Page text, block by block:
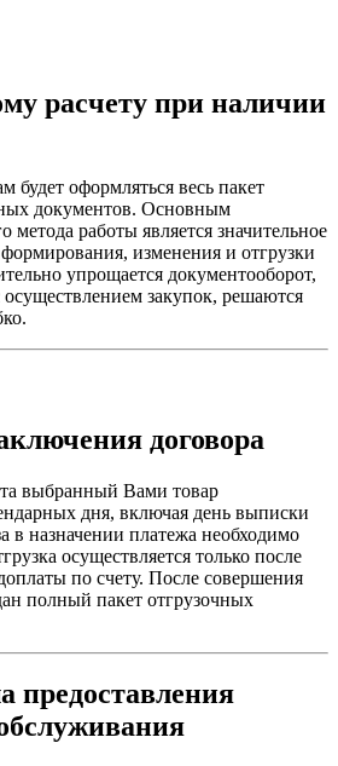
расчету при наличии
будет оформляться весь пакет
документов. Основным
работы является значительное
изменения и отгрузки
упрощается документооборот,
закупок, решаются
договора
выбранный Вами товар
дня, включая день выписки
в назначении платежа необходимо
осуществляется только после
по счету. После совершения
полный пакет отгрузочных
предоставления